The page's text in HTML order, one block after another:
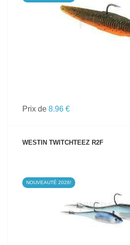
VOIR LE PRODUIT
Prix de 8.96 €
WESTIN TWITCHTEEZ R2F
NOUVEAUTÉ 2026!
VOIR LE PRODUIT